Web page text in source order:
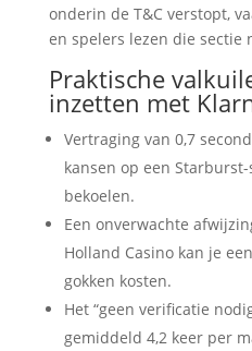
onderin de T&C verstopt,
en spelers lezen die sectie
Praktische
inzetten met
Vertraging van 0,7
kansen op een Starburst-
bekoelen.
Een onverwachte
Holland Casino kan je
gokken kosten.
Het “geen verificatie
gemiddeld 4,2 keer per